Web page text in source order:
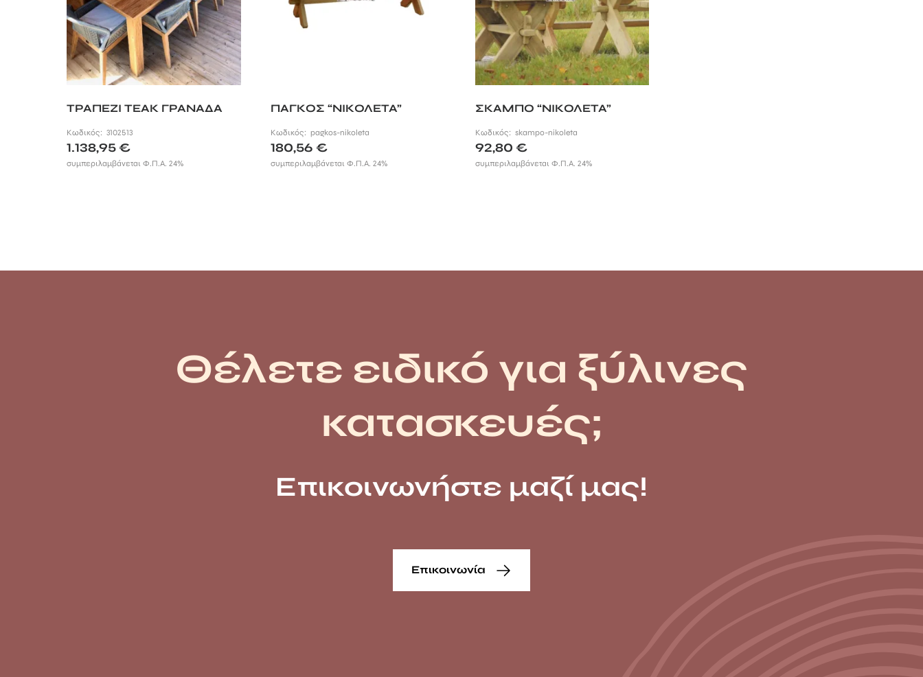
ΤΡΑΠΕΖΙ TEAK ΓΡΑΝΑΔΑ
Κωδικός: 3102513
1.138,95€
συμπεριλαμβάνεται Φ.Π.Α. 24%
ΠΑΓΚΟΣ “ΝΙΚΟΛΕΤΑ”
Κωδικός:pagkos-nikoleta
180,56€
συμπεριλαμβάνεται Φ.Π.Α. 24%
ΣΚΑΜΠΟ “ΝΙΚΟΛΕΤΑ”
Κωδικός: skampo-nikoleta
92,80 €
συμπεριλαμβάνεται Φ.Π.Α. 24%
Θέλετε ειδικό για ξύλινες
κατασκευές;
Επικοινωνήστε μαζί μας!
Επικοινωνία